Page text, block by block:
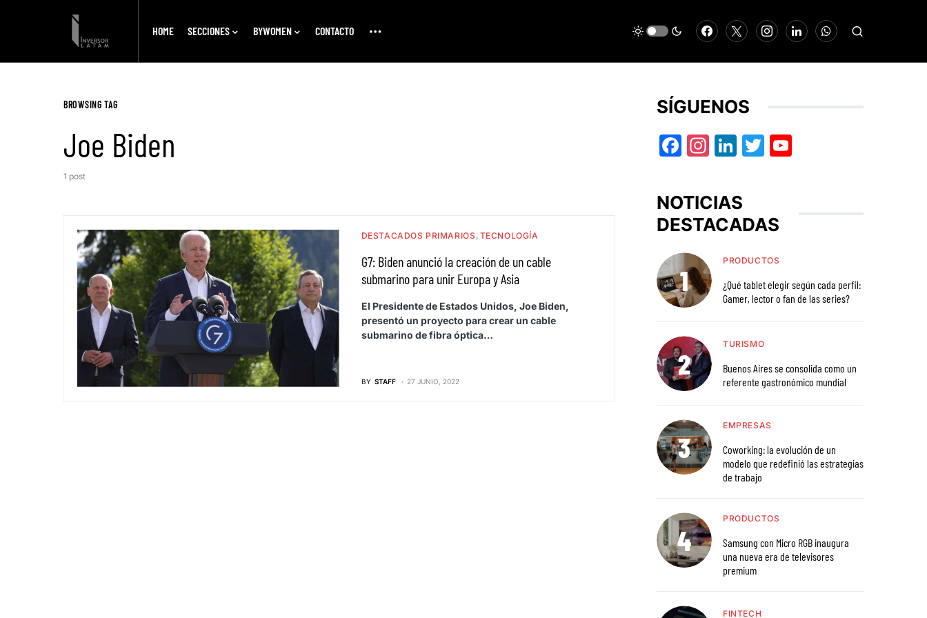
HOME SECCIONES BYWOMEN CONTACTO
BROWSING TAG
Joe Biden
1 post
DESTACADOS PRIMARIOS TECNOLOGÍA
G7: Biden anunció la creación de un cable
submarino para unir Europa y Asia
El Presidente de Estados Unidos, Joe Biden,
presentó un proyecto para crear un cable
submarino de fibra óptica…
BY STAFF 27 JUNIO, 2022
SÍGUENOS
Facebook
Instagram
LinkedIn
Twitter
NOTICIAS
DESTACADAS
PRODUCTOS
¿Qué tablet elegir según cada perfil:
Gamer, lector o fan de las series?
TURISMO
Buenos Aires se consolida como un
referente gastronómico mundial
EMPRESAS
Coworking: la evolución de un
modelo que redefinió las estrategias
de trabajo
PRODUCTOS
Samsung con Micro RGB inaugura
una nueva era de televisores
premium
FINTECH